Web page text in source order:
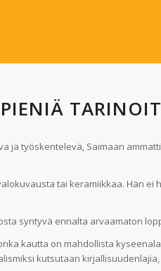
ja työskentelevä, Saimaan
tai keramiikkaa. Hän
syntyvä ennalta arvaamaton
kautta on mahdollista
kutsutaan